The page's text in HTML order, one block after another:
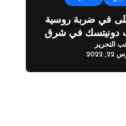
في ضربة روسية
دونيتسك في شرق
التحرير
2022